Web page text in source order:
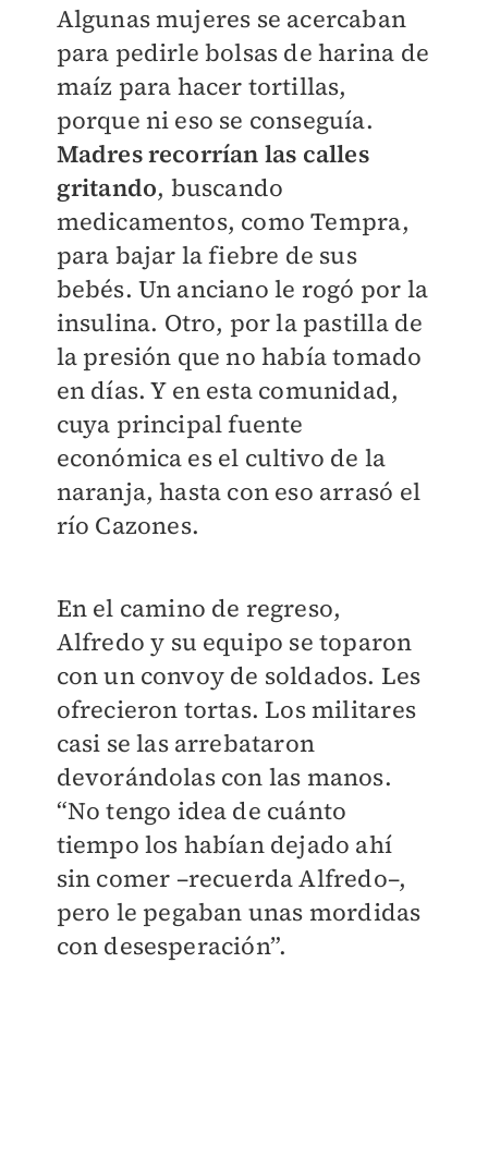
Algunas mujeres se acercaban
para pedirle bolsas de harina de
maíz para hacer tortillas,
porque ni eso se conseguía.
Madres recorrían las calles
gritando, buscando
medicamentos, como Tempra,
para bajar la fiebre de sus
bebés. Un anciano le rogó por la
insulina. Otro, por la pastilla de
la presión que no había tomado
en días. Y en esta comunidad,
cuya principal fuente
económica es el cultivo de la
naranja, hasta con eso arrasó el
río Cazones.
En el camino de regreso,
Alfredo y su equipo se toparon
con un convoy de soldados. Les
ofrecieron tortas. Los militares
casi se las arrebataron
devorándolas con las manos.
“No tengo idea de cuánto
tiempo los habían dejado ahí
sin comer –recuerda Alfredo–,
pero le pegaban unas mordidas
con desesperación”.